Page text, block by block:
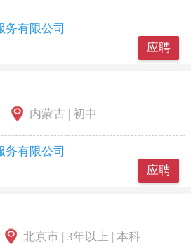
应聘
务有限公司
应聘
内蒙古 | 初中
务有限公司
北京市 | 3年以上 | 本科